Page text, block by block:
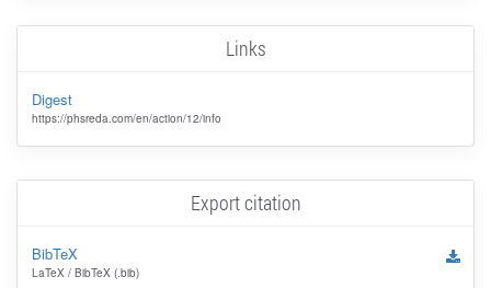
Links
Digest
https://phsreda.com/en/action/12/info
Export citation
BibTeX
LaTeX / BibTeX (.bib)